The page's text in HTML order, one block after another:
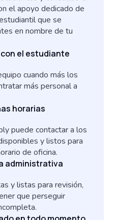
el apoyo dedicado de
que se
en nombre de tu
el estudiante
cuando más los
más personal a
horarias
puede contactar a los
y listos para
de oficina.
administrativa
y listas para revisión,
que perseguir